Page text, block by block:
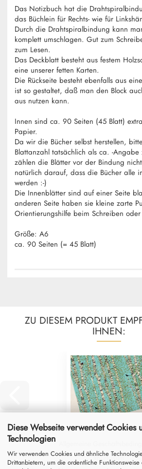
Diese Webseite verwendet Cookies
Technologien
Wir verwenden Cookies und ähnliche
Drittanbietern, um die ordentliche Funktionsweise
Das Notizbuch hat die
das Büchlein für Rechts- wie für
Durch die Drahtspiralbindung kann
komplett umschlagen. Gut zum
zum Lesen.
Das Deckblatt besteht aus festem
eine unserer fetten Karten.
Die Rückseite besteht ebenfalls aus
ist so gestaltet, daß man den Block
aus nutzen kann.
Innen sind ca. 90 Seiten (45 Blatt)
Papier.
Da wir die Bücher selbst herstellen,
Blattanzahl tatsächlich als ca. -
zählen die Blätter vor der Bindung
natürlich darauf, dass die Bücher alle
werden :-)
Die Innenblätter sind auf einer Seite
anderen Seite haben sie kleine zarte
Orientierungshilfe beim Schreiben oder
Größe: A6
ca. 90 Seiten (= 45 Blatt)
ZU DIESEM PRODUKT
IHNEN:
Impressum